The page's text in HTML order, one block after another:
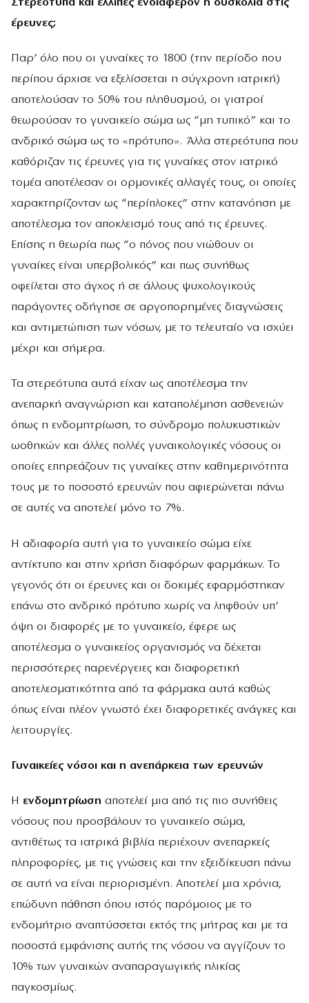
Στερεότυπα και ελλιπές ενδιαφέρον ή δυσκολία στις
έρευνες;
Παρ’ όλο που οι γυναίκες το 1800 (την περίοδο που
περίπου άρχισε να εξελίσσεται η σύγχρονη ιατρική)
αποτελούσαν το 50% του πληθυσμού, οι γιατροί
θεωρούσαν το γυναικείο σώμα ως “μη τυπικό” και το
ανδρικό σώμα ως το «πρότυπο». Άλλα στερεότυπα που
καθόριζαν τις έρευνες για τις γυναίκες στον ιατρικό
τομέα αποτέλεσαν οι ορμονικές αλλαγές τους, οι οποίες
χαρακτηρίζονταν ως “περίπλοκες” στην κατανόηση με
αποτέλεσμα τον αποκλεισμό τους από τις έρευνες.
Επίσης η θεωρία πως “ο πόνος που νιώθουν οι
γυναίκες είναι υπερβολικός” και πως συνήθως
οφείλεται στο άγχος ή σε άλλους ψυχολογικούς
παράγοντες οδήγησε σε αργοπορημένες διαγνώσεις
και αντιμετώπιση των νόσων, με το τελευταίο να ισχύει
μέχρι και σήμερα.
Τα στερεότυπα αυτά είχαν ως αποτέλεσμα την
ανεπαρκή αναγνώριση και καταπολέμηση ασθενειών
όπως η ενδομητρίωση, το σύνδρομο πολυκυστικών
ωοθηκών και άλλες πολλές γυναικολογικές νόσους οι
οποίες επηρεάζουν τις γυναίκες στην καθημερινότητα
τους με το ποσοστό ερευνών που αφιερώνεται πάνω
σε αυτές να αποτελεί μόνο το 7%.
Η αδιαφορία αυτή για το γυναικείο σώμα είχε
αντίκτυπο και στην χρήση διαφόρων φαρμάκων. Το
γεγονός ότι οι έρευνες και οι δοκιμές εφαρμόστηκαν
επάνω στο ανδρικό πρότυπο χωρίς να ληφθούν υπ’
όψη οι διαφορές με το γυναικείο, έφερε ως
αποτέλεσμα ο γυναικείος οργανισμός να δέχεται
περισσότερες παρενέργειες και διαφορετική
αποτελεσματικότητα από τα φάρμακα αυτά καθώς
όπως είναι πλέον γνωστό έχει διαφορετικές ανάγκες και
λειτουργίες.
Γυναικείες νόσοι και η ανεπάρκεια των ερευνών
Η ενδομητρίωση αποτελεί μια από τις πιο συνήθεις
νόσους που προσβάλουν το γυναικείο σώμα,
αντιθέτως τα ιατρικά βιβλία περιέχουν ανεπαρκείς
πληροφορίες, με τις γνώσεις και την εξειδίκευση πάνω
σε αυτή να είναι περιορισμένη. Αποτελεί μια χρόνια,
επώδυνη πάθηση όπου ιστός παρόμοιος με το
ενδομήτριο αναπτύσσεται εκτός της μήτρας και με τα
ποσοστά εμφάνισης αυτής της νόσου να αγγίζουν το
10% των γυναικών αναπαραγωγικής ηλικίας
παγκοσμίως.